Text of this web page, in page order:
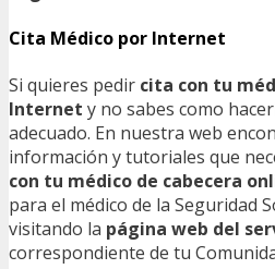
Cita Médico por Internet
Si quieres pedir cita con tu
Internet y no sabes como
adecuado. En nuestra web
información y tutoriales que
con tu médico de cabecera
para el médico de la Seguridad
visitando la página web del
correspondiente de tu